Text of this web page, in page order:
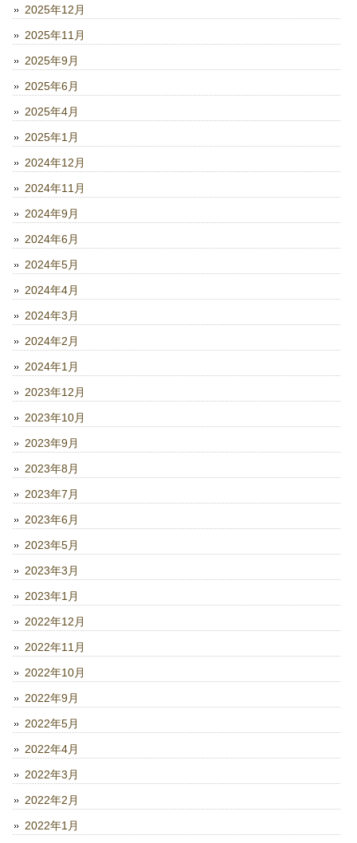
2025年12月
2025年11月
2025年9月
2025年6月
2025年4月
2025年1月
2024年12月
2024年11月
2024年9月
2024年6月
2024年5月
2024年4月
2024年3月
2024年2月
2024年1月
2023年12月
2023年10月
2023年9月
2023年8月
2023年7月
2023年6月
2023年5月
2023年3月
2023年1月
2022年12月
2022年11月
2022年10月
2022年9月
2022年5月
2022年4月
2022年3月
2022年2月
2022年1月